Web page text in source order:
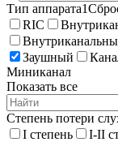
Тип аппарата1
RIC
Заушный
Миниканал
Показать все
Степень потери
I степень
I-II